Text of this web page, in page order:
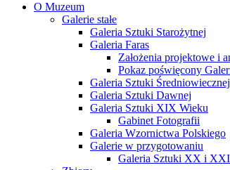
O Muzeum
Galerie stałe
Galeria Sztuki Starożytnej
Galeria Faras
Założenia projektowe i
Pokaz poświęcony
Galeria Sztuki Średniowiecznej
Galeria Sztuki Dawnej
Galeria Sztuki XIX Wieku
Gabinet Fotografii
Galeria Wzornictwa Polskiego
Galerie w przygotowaniu
Galeria Sztuki XX i